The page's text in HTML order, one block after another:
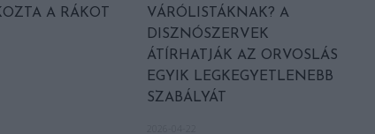
A RÁKOT
VÁRÓLISTÁKNAK? A
DISZNÓSZERVEK
ÁTÍRHATJÁK AZ ORVOSLÁS
EGYIK LEGKEGYETLENEBB
SZABÁLYÁT